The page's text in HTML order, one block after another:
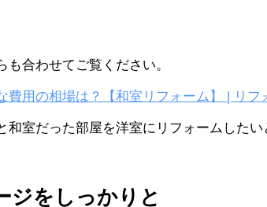
も合わせてご覧ください。
用の相場は？【和室リフォーム】 | リフ
和室だった部屋を洋室にリフォームした
ジをしっかりと